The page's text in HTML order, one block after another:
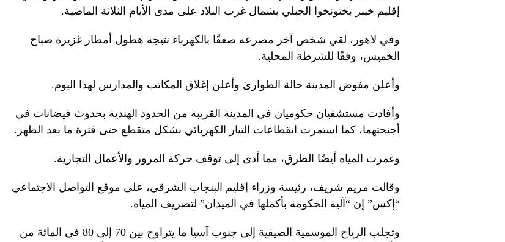
إقليم خيبر بختونخوا الجبلي بشمال غرب البلاد على مدى الأيام الثلاثة الماضية.
وفي لاهور، لقي شخص آخر مصرعه صعقًا بالكهرباء نتيجة هطول أمطار غزيرة صباح
الخميس، وفقًا للشرطة المحلية.
وأعلن مفوض المدينة حالة الطوارئ وأعلن إغلاق المكاتب والمدارس لهذا اليوم.
وأفادت مستشفيان حكوميان في المدينة القريبة من الحدود الهندية بحدوث فيضانات في
أجنحتهما، كما استمرت انقطاعات التيار الكهربائي بشكل متقطع حتى فترة ما بعد الظهر.
وغمرت المياه أيضًا الطرق، مما أدى إلى توقف حركة المرور والأعمال التجارية.
وقالت مريم شريف، رئيسة وزراء إقليم البنجاب الشرقي، على موقع التواصل الاجتماعي
“إكس” إن “آلية الحكومة بأكملها في الميدان” لتصريف المياه.
وتجلب الرياح الموسمية الصيفية إلى جنوب آسيا ما يتراوح بين 70 إلى 80 في المائة من